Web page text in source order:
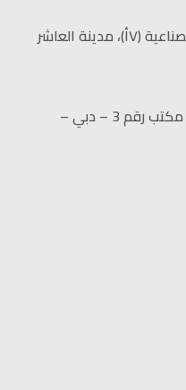
قطعة رقم ١، المنطقة الصناعية (٧أ)، مدينة العاشر
مبنى هند الخبيصي – مكتب رقم 3 – دبي –